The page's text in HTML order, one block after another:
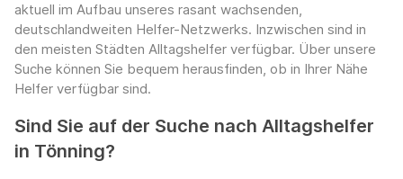
aktuell im Aufbau unseres rasant wachsenden,
deutschlandweiten Helfer-Netzwerks. Inzwischen sind in
den meisten Städten Alltagshelfer verfügbar. Über unsere
Suche können Sie bequem herausfinden, ob in Ihrer Nähe
Helfer verfügbar sind.
Sind Sie auf der Suche nach Alltagshelfer
in Tönning?